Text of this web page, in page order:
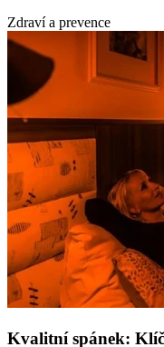
Zdraví a prevence
Kvalitní spánek: